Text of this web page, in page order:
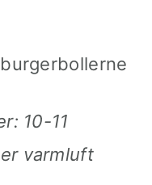
10-11
varmluft